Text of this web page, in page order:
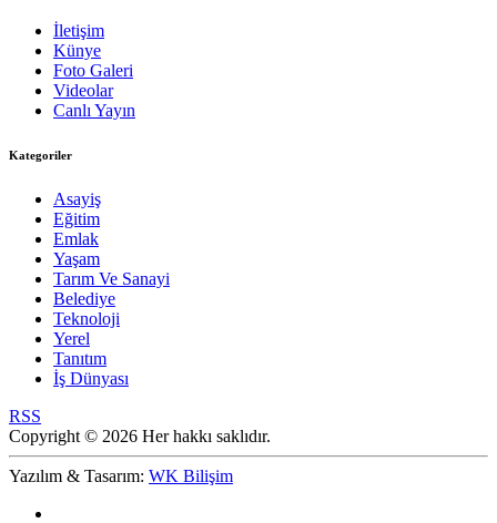
İletişim
Künye
Foto Galeri
Videolar
Canlı Yayın
Kategoriler
Asayiş
Eğitim
Emlak
Yaşam
Tarım Ve Sanayi
Belediye
Teknoloji
Yerel
Tanıtım
İş Dünyası
RSS
Copyright © 2026 Her hakkı saklıdır.
Yazılım & Tasarım: WK Bilişim